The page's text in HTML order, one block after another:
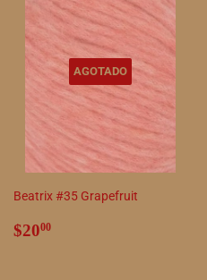
AGOTADO
Beatrix #35 Grapefruit
Precio
$2000